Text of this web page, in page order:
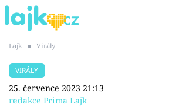
SHOPAHOLICADEL
Lajk ■ Virály
VIRÁLY
25. července 2023 21:13
redakce Prima Lajk